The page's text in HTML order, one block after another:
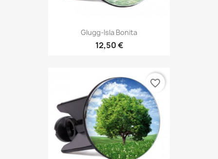
Glugg-Isla Bonita
12,50 €
favorite_border